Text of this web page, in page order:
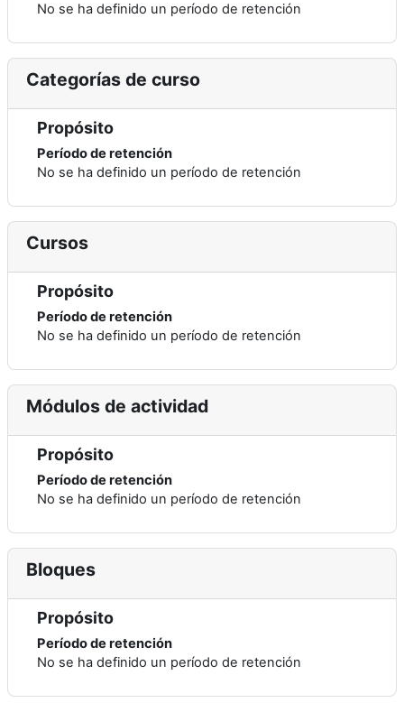
No se ha definido un período de retención
Categorías de curso
Propósito
Período de retención
No se ha definido un período de retención
Cursos
Propósito
Período de retención
No se ha definido un período de retención
Módulos de actividad
Propósito
Período de retención
No se ha definido un período de retención
Bloques
Propósito
Período de retención
No se ha definido un período de retención